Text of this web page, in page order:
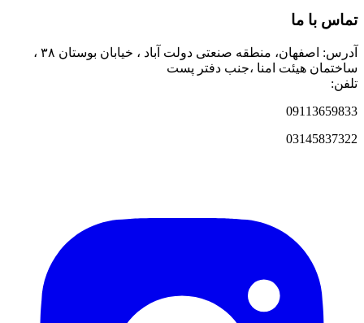
تماس با ما
آدرس: اصفهان، منطقه صنعتی دولت آباد ، خیابان بوستان ۳۸ ،
ساختمان هیئت امنا ،جنب دفتر پست
تلفن:
09113659833
03145837322